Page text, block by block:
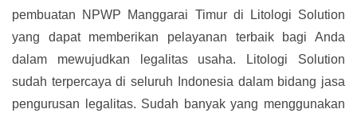
pembuatan NPWP Manggarai Timur di Litologi Solution
yang dapat memberikan pelayanan terbaik bagi Anda
dalam mewujudkan legalitas usaha. Litologi Solution
sudah terpercaya di seluruh Indonesia dalam bidang jasa
pengurusan legalitas. Sudah banyak yang menggunakan